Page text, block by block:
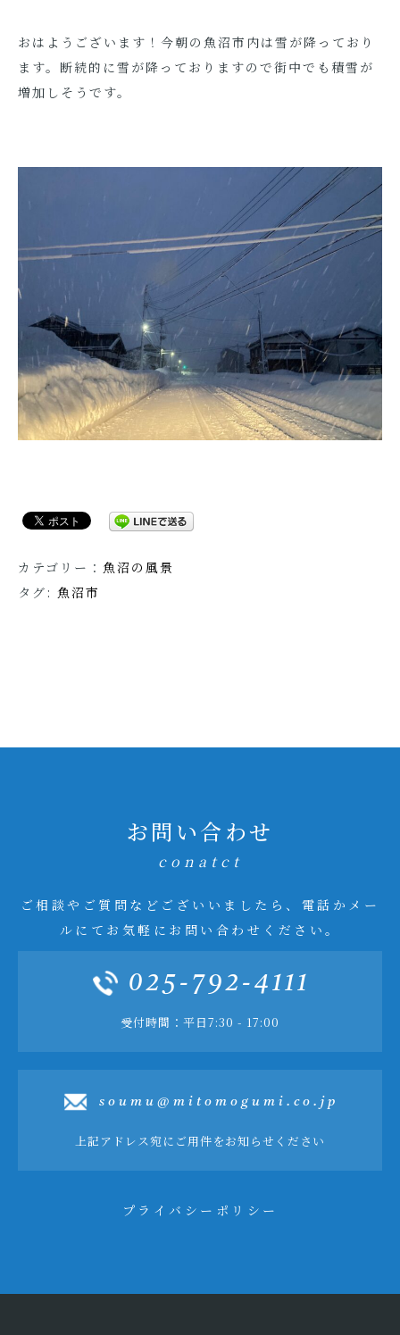
おはようございます！今朝の魚沼市内は雪が降っており
ます。断続的に雪が降っておりますので街中でも積雪が
増加しそうです。
カテゴリー： 魚沼の風景
タグ: 魚沼市
お問い合わせ
conatct
ご相談やご質問などございいましたら、電話かメー
ルにてお気軽にお問い合わせください。
025-792-4111
受付時間：平日7:30 - 17:00
soumu@mitomogumi.co.jp
上記アドレス宛にご用件をお知らせください
プライバシーポリシー